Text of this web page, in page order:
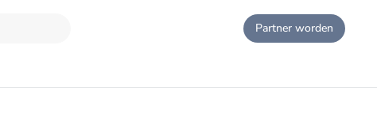
Partner worden